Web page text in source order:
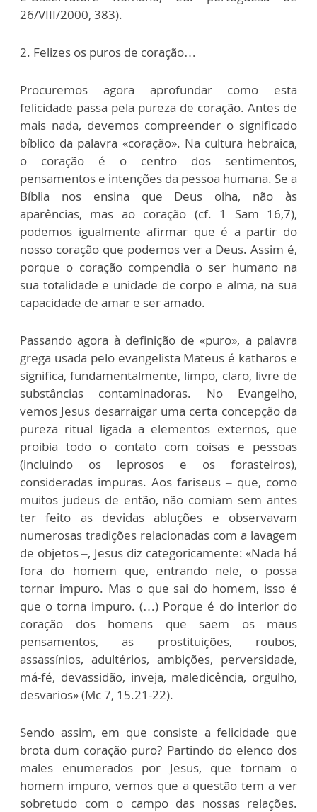
26/VIII/2000, 383).
2. Felizes os puros de coração…
Procuremos agora aprofundar como esta
felicidade passa pela pureza de coração. Antes de
mais nada, devemos compreender o significado
bíblico da palavra «coração». Na cultura hebraica,
o coração é o centro dos sentimentos,
pensamentos e intenções da pessoa humana. Se a
Bíblia nos ensina que Deus olha, não às
aparências, mas ao coração (cf. 1 Sam 16,7),
podemos igualmente afirmar que é a partir do
nosso coração que podemos ver a Deus. Assim é,
porque o coração compendia o ser humano na
sua totalidade e unidade de corpo e alma, na sua
capacidade de amar e ser amado.
Passando agora à definição de «puro», a palavra
grega usada pelo evangelista Mateus é katharos e
significa, fundamentalmente, limpo, claro, livre de
substâncias contaminadoras. No Evangelho,
vemos Jesus desarraigar uma certa concepção da
pureza ritual ligada a elementos externos, que
proibia todo o contato com coisas e pessoas
(incluindo os leprosos e os forasteiros),
consideradas impuras. Aos fariseus – que, como
muitos judeus de então, não comiam sem antes
ter feito as devidas abluções e observavam
numerosas tradições relacionadas com a lavagem
de objetos –, Jesus diz categoricamente: «Nada há
fora do homem que, entrando nele, o possa
tornar impuro. Mas o que sai do homem, isso é
que o torna impuro. (…) Porque é do interior do
coração dos homens que saem os maus
pensamentos, as prostituições, roubos,
assassínios, adultérios, ambições, perversidade,
má-fé, devassidão, inveja, maledicência, orgulho,
desvarios» (Mc 7, 15.21-22).
Sendo assim, em que consiste a felicidade que
brota dum coração puro? Partindo do elenco dos
males enumerados por Jesus, que tornam o
homem impuro, vemos que a questão tem a ver
sobretudo com o campo das nossas relações.